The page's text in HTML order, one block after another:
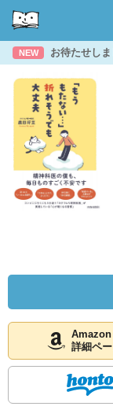
NEW お待たせし
Amazon
詳細ペ